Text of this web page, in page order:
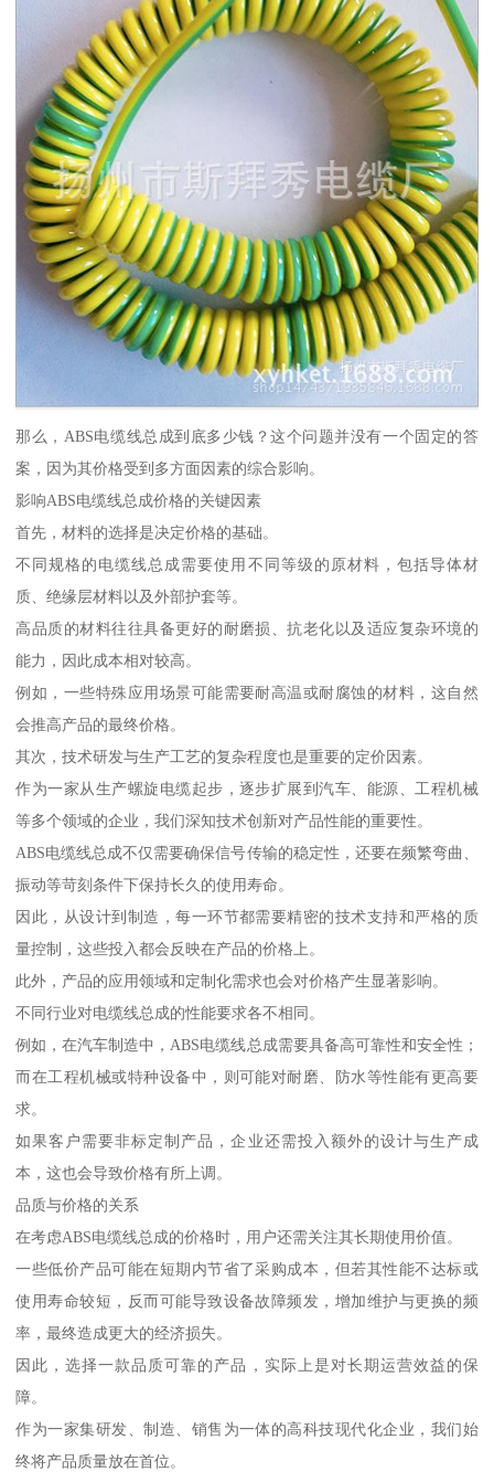
那么，ABS电缆线总成到底多少钱？这个问题并没有一个固定的答
案，因为其价格受到多方面因素的综合影响。
影响ABS电缆线总成价格的关键因素
首先，材料的选择是决定价格的基础。
不同规格的电缆线总成需要使用不同等级的原材料，包括导体材
质、绝缘层材料以及外部护套等。
高品质的材料往往具备更好的耐磨损、抗老化以及适应复杂环境的
能力，因此成本相对较高。
例如，一些特殊应用场景可能需要耐高温或耐腐蚀的材料，这自然
会推高产品的最终价格。
其次，技术研发与生产工艺的复杂程度也是重要的定价因素。
作为一家从生产螺旋电缆起步，逐步扩展到汽车、能源、工程机械
等多个领域的企业，我们深知技术创新对产品性能的重要性。
ABS电缆线总成不仅需要确保信号传输的稳定性，还要在频繁弯曲、
振动等苛刻条件下保持长久的使用寿命。
因此，从设计到制造，每一环节都需要精密的技术支持和严格的质
量控制，这些投入都会反映在产品的价格上。
此外，产品的应用领域和定制化需求也会对价格产生显著影响。
不同行业对电缆线总成的性能要求各不相同。
例如，在汽车制造中，ABS电缆线总成需要具备高可靠性和安全性；
而在工程机械或特种设备中，则可能对耐磨、防水等性能有更高要
求。
如果客户需要非标定制产品，企业还需投入额外的设计与生产成
本，这也会导致价格有所上调。
品质与价格的关系
在考虑ABS电缆线总成的价格时，用户还需关注其长期使用价值。
一些低价产品可能在短期内节省了采购成本，但若其性能不达标或
使用寿命较短，反而可能导致设备故障频发，增加维护与更换的频
率，最终造成更大的经济损失。
因此，选择一款品质可靠的产品，实际上是对长期运营效益的保
障。
作为一家集研发、制造、销售为一体的高科技现代化企业，我们始
终将产品质量放在首位。